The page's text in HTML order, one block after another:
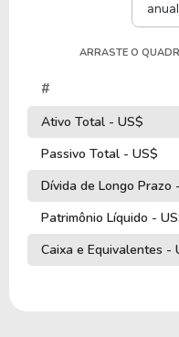
anual
ARRASTE O
#
Ativo Total - US$
Passivo Total - US$
Dívida de Longo Prazo
Patrimônio Líquido -
Caixa e Equivalentes -